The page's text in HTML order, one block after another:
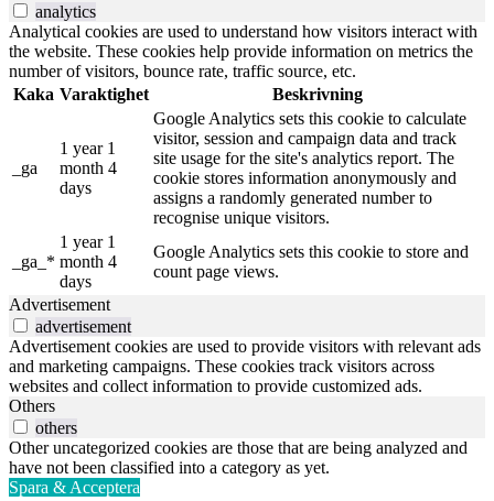
analytics
Analytical cookies are used to understand how visitors interact with
the website. These cookies help provide information on metrics the
number of visitors, bounce rate, traffic source, etc.
Kaka Varaktighet Beskrivning
_ga
1 year 1
month 4
days
Google Analytics sets this cookie to calculate
visitor, session and campaign data and track
site usage for the site's analytics report. The
cookie stores information anonymously and
assigns a randomly generated number to
recognise unique visitors.
_ga_*
1 year 1
month 4
days
Google Analytics sets this cookie to store and
count page views.
Advertisement
advertisement
Advertisement cookies are used to provide visitors with relevant ads
and marketing campaigns. These cookies track visitors across
websites and collect information to provide customized ads.
Others
others
Other uncategorized cookies are those that are being analyzed and
have not been classified into a category as yet.
Spara & Acceptera